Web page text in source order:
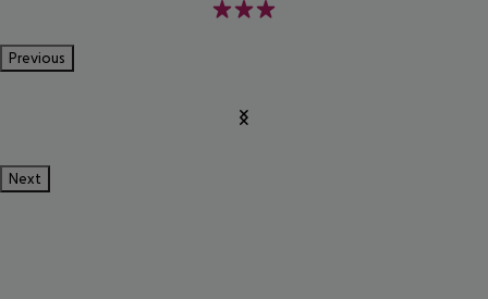
3
Previous
Next